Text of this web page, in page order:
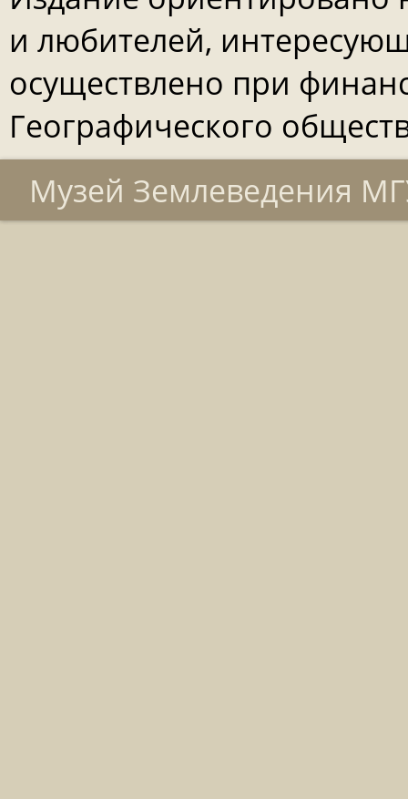
и любителей,
осуществлено при
Географического
Музей Землеведения